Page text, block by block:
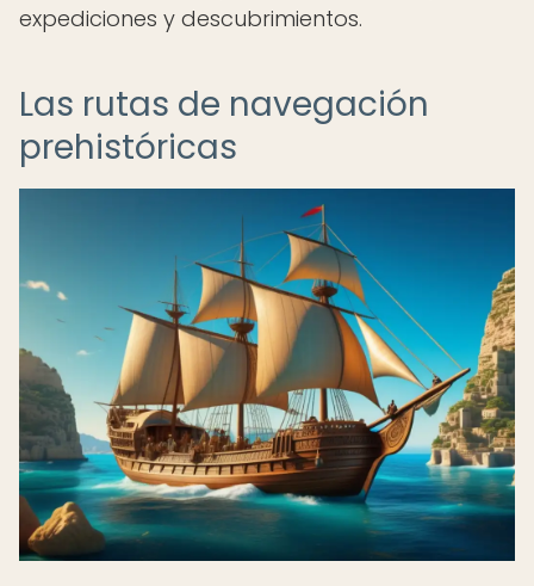
expediciones y descubrimientos.
Las rutas de navegación
prehistóricas